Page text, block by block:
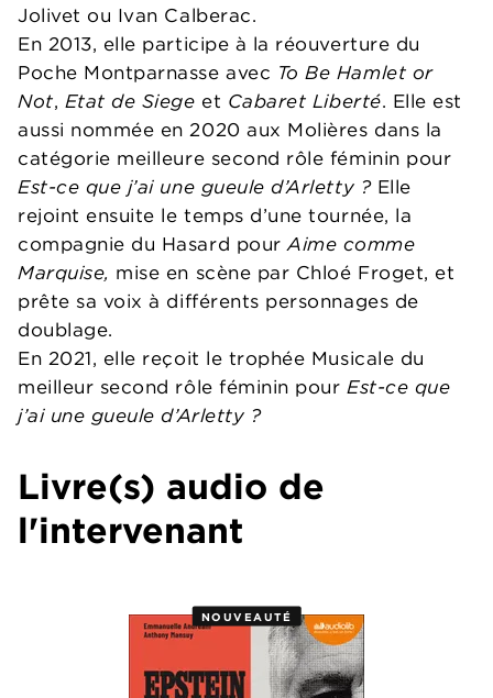
Jolivet ou Ivan Calberac.
En 2013, elle participe à la réouverture du
Poche Montparnasse avec To Be Hamlet or
Not, Etat de Siege et Cabaret Liberté. Elle est
aussi nommée en 2020 aux Molières dans la
catégorie meilleure second rôle féminin pour
Est-ce que j’ai une gueule d’Arletty ?Elle
rejoint ensuite le temps d’une tournée, la
compagnie du Hasard pourAime comme
Marquise, mise en scène par Chloé Froget, et
prête sa voix à différents personnages de
doublage.
En 2021, elle reçoit le trophée Musicale du
meilleur second rôle féminin pourEst-ce que
j’ai une gueule d’Arletty ?
Livre(s) audio de
l'intervenant
NOUVEAUTÉ